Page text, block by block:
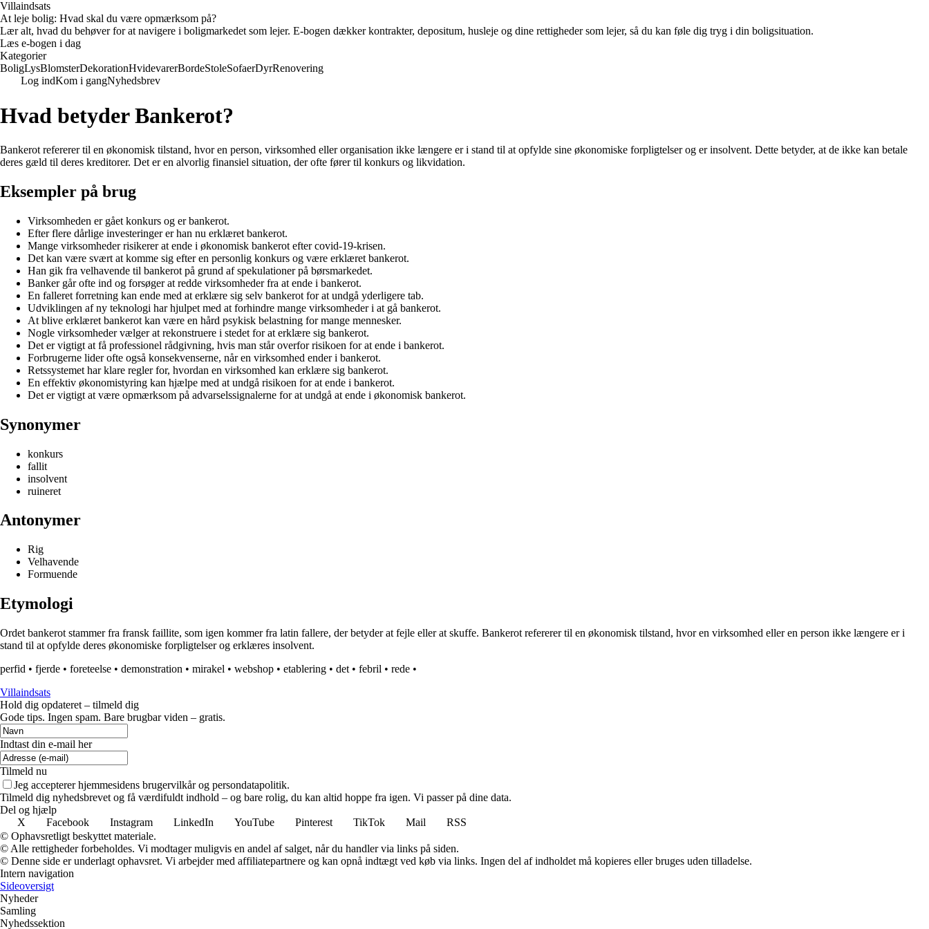
Villaindsats
At leje bolig: Hvad skal du være opmærksom på?
Lær alt, hvad du behøver for at navigere i boligmarkedet som lejer. E-bogen dækker kontrakter, depositum, husleje og dine rettigheder som lejer, så du kan føle dig tryg i din boligsituation.
Læs e-bogen i dag
Kategorier
BoligLysBlomsterDekorationHvidevarerBordeStoleSofaerDyrRenovering
Log indKom i gangNyhedsbrev
Hvad betyder Bankerot?
Bankerot refererer til en økonomisk tilstand, hvor en person, virksomhed eller organisation ikke længere er i stand til at opfylde sine økonomiske forpligtelser og er insolvent. Dette betyder, at de ikke kan betale
deres gæld til deres kreditorer. Det er en alvorlig finansiel situation, der ofte fører til konkurs og likvidation.
Eksempler på brug
Virksomheden er gået konkurs og er bankerot.
Efter flere dårlige investeringer er han nu erklæret bankerot.
Mange virksomheder risikerer at ende i økonomisk bankerot efter covid-19-krisen.
Det kan være svært at komme sig efter en personlig konkurs og være erklæret bankerot.
Han gik fra velhavende til bankerot på grund af spekulationer på børsmarkedet.
Banker går ofte ind og forsøger at redde virksomheder fra at ende i bankerot.
En falleret forretning kan ende med at erklære sig selv bankerot for at undgå yderligere tab.
Udviklingen af ny teknologi har hjulpet med at forhindre mange virksomheder i at gå bankerot.
At blive erklæret bankerot kan være en hård psykisk belastning for mange mennesker.
Nogle virksomheder vælger at rekonstruere i stedet for at erklære sig bankerot.
Det er vigtigt at få professionel rådgivning, hvis man står overfor risikoen for at ende i bankerot.
Forbrugerne lider ofte også konsekvenserne, når en virksomhed ender i bankerot.
Retssystemet har klare regler for, hvordan en virksomhed kan erklære sig bankerot.
En effektiv økonomistyring kan hjælpe med at undgå risikoen for at ende i bankerot.
Det er vigtigt at være opmærksom på advarselssignalerne for at undgå at ende i økonomisk bankerot.
Synonymer
konkurs
fallit
insolvent
ruineret
Antonymer
Rig
Velhavende
Formuende
Etymologi
Ordet bankerot stammer fra fransk faillite, som igen kommer fra latin fallere, der betyder at fejle eller at skuffe. Bankerot refererer til en økonomisk tilstand, hvor en virksomhed eller en person ikke længere er i
stand til at opfylde deres økonomiske forpligtelser og erklæres insolvent.
perfid • fjerde • foreteelse • demonstration • mirakel • webshop • etablering • det • febril • rede •
Villaindsats
Hold dig opdateret – tilmeld dig
Gode tips. Ingen spam. Bare brugbar viden – gratis.
Indtast din e-mail her
Tilmeld nu
Jeg accepterer hjemmesidens brugervilkår og persondatapolitik.
Tilmeld dig nyhedsbrevet og få værdifuldt indhold – og bare rolig, du kan altid hoppe fra igen. Vi passer på dine data.
Del og hjælp
X
Facebook Instagram LinkedIn YouTube Pinterest TikTok Mail
RSS
© Ophavsretligt beskyttet materiale.
© Alle rettigheder forbeholdes. Vi modtager muligvis en andel af salget, når du handler via links på siden.
© Denne side er underlagt ophavsret. Vi arbejder med affiliatepartnere og kan opnå indtægt ved køb via links. Ingen del af indholdet må kopieres eller bruges uden tilladelse.
Intern navigation
Sideoversigt
Nyheder
Samling
Nyhedssektion